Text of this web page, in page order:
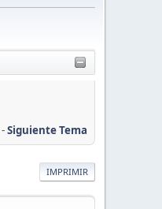
-Siguiente Tema
IMPRIMIR